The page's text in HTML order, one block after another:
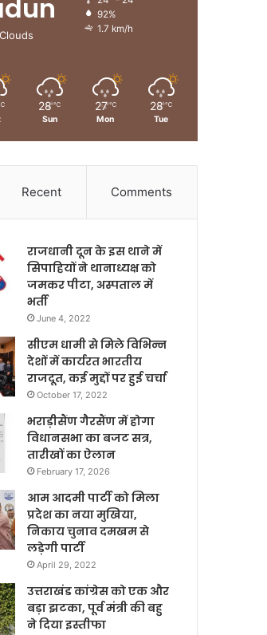
92%
1.7 km/h
28 ℃
Sun
27 ℃
Mon
28 ℃
Tue
Recent Comments
राजधानी दून के इस थाने में
सिपाहियों ने थानाध्यक्ष को
जमकर पीटा, अस्पताल में
भर्ती
June 4, 2022
सीएम धामी से मिले विभिन्न
देशों में कार्यरत भारतीय
राजदूत, कई मुद्दों पर हुई चर्चा
October 17, 2022
भराड़ीसैंण गैरसैंण में होगा
विधानसभा का बजट सत्र,
तारीखों का ऐलान
February 17, 2026
आम आदमी पार्टी को मिला
प्रदेश का नया मुखिया,
निकाय चुनाव दमखम से
लड़ेगी पार्टी
April 29, 2022
उत्तराखंड कांग्रेस को एक और
बड़ा झटका, पूर्व मंत्री की बहु
ने दिया इस्तीफा